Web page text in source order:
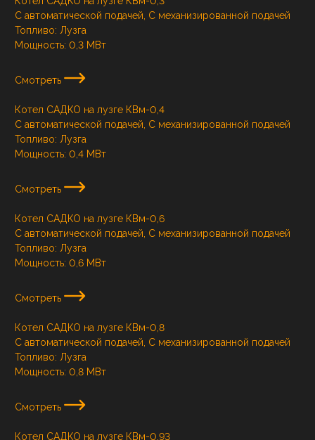
С автоматической подачей, С механизированной подачей
Топливо: Лузга
Мощность: 0,3 МВт
Смотреть
Котел САДКО на лузге КВм-0,4
С автоматической подачей, С механизированной подачей
Топливо: Лузга
Мощность: 0,4 МВт
Смотреть
Котел САДКО на лузге КВм-0,6
С автоматической подачей, С механизированной подачей
Топливо: Лузга
Мощность: 0,6 МВт
Смотреть
Котел САДКО на лузге КВм-0,8
С автоматической подачей, С механизированной подачей
Топливо: Лузга
Мощность: 0,8 МВт
Смотреть
Котел САДКО на лузге КВм-0,93